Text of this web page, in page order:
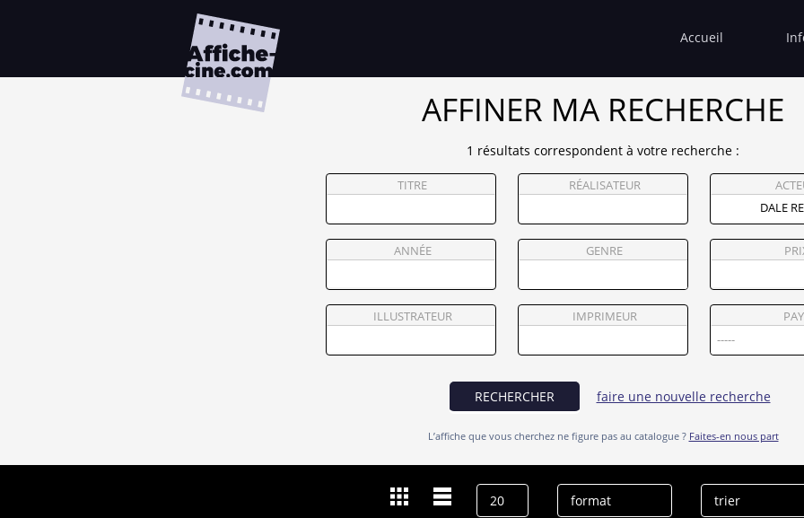
Accueil
AFFINER MA RECHERCHE
1 résultats correspondent à votre recherche :
TITRE RÉALISATEUR
ANNÉE GENRE
ILLUSTRATEUR IMPRIMEUR
RECHERCHER faire une nouvelle recherche
L’affiche que vous cherchez ne figure pas au catalogue ? Faites-en nous part
Dale Reeves
effacer l’historique